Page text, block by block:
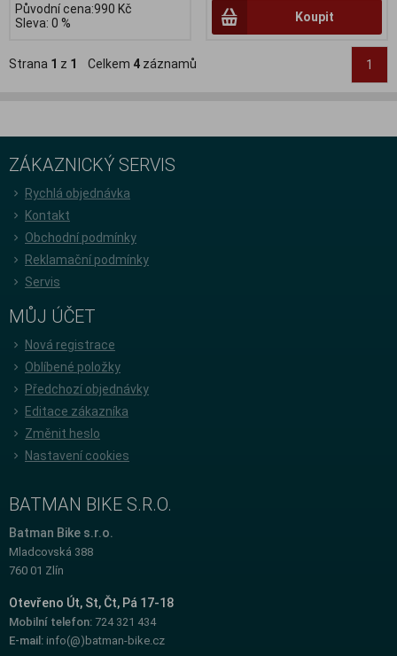
Původní cena:990 Kč
Sleva: 0 %
Koupit
Strana 1 z 1 Celkem 4 záznamů 1
ZÁKAZNICKÝ SERVIS
Rychlá objednávka
Kontakt
Obchodní podmínky
Reklamační podmínky
Servis
MŮJ ÚČET
Nová registrace
Oblíbené položky
Předchozí objednávky
Editace zákazníka
Změnit heslo
Nastavení cookies
BATMAN BIKE S.R.O.
Batman Bike s.r.o.
Mladcovská 388
760 01 Zlín
Otevřeno Út, St, Čt, Pá 17-18
Mobilní telefon: 724 321 434
E-mail: info(@)batman-bike.cz